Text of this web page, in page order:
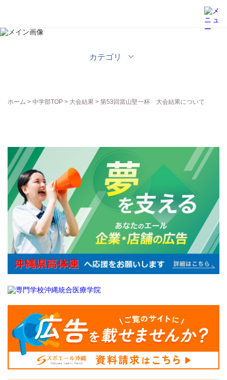
カテゴリ
ホーム > 中学部TOP > 大会結果 > 第53回當山堅一杯 大会結果について